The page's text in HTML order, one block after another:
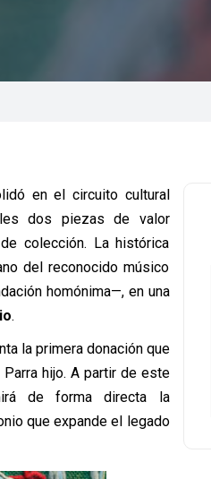
en el circuito cultural
dos piezas de valor
colección. La histórica
del reconocido músico
homónima—, en una
.
la primera donación que
hijo. A partir de este
de forma directa la
que expande el legado